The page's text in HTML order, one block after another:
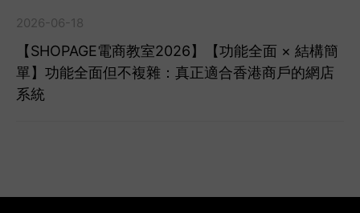
2026-06-18
【SHOPAGE電商教室2026】【功能全面 × 結構簡
單】功能全面但不複雜：真正適合香港商戶的網店
系統